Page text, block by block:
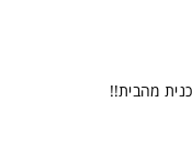
מהבית!!